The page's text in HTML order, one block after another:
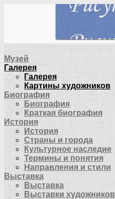
Музей
Галерея
Галерея
Картины художников
Биография
Биография
Краткая биография
История
История
Страны и города
Культурное наследие
Термины и понятия
Направления и стили
Выставка
Выставка
Выставки художников